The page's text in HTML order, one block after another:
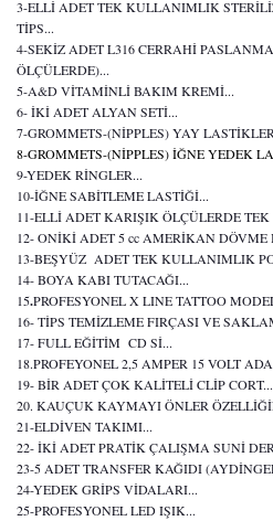
3-ELLİ ADET TEK KULLANIMLIK
TİPS...
4-SEKİZ ADET L316 CERRAHİ
ÖLÇÜLERDE)...
5-A&D VİTAMİNLİ BAKIM KREMİ...
6- İKİ ADET ALYAN SETİ...
7-GROMMETS-(NİPPLES) YAY
8-GROMMETS-(NİPPLES) İĞNE YEDEK
9-YEDEK RİNGLER...
10-İĞNE SABİTLEME LASTİĞİ...
11-ELLİ ADET KARIŞIK ÖLÇÜLERDE
12- ONİKİ ADET 5 cc AMERİKAN DÖVME
13-BEŞYÜZ ADET TEK KULLANIMLIK
14- BOYA KABI TUTACAĞI...
15.PROFESYONEL X LINE TATTOO
16- TİPS TEMİZLEME FIRÇASI VE
17- FULL EĞİTİM CD Sİ...
18.PROFEYONEL 2,5 AMPER 15 VOLT
19- BİR ADET ÇOK KALİTELİ CLİP CORT...
20. KAUÇUK KAYMAYI ÖNLER
21-ELDİVEN TAKIMI...
22- İKİ ADET PRATİK ÇALIŞMA SUNİ
23-5 ADET TRANSFER KAĞIDI
24-YEDEK GRİPS VİDALARI...
25-PROFESYONEL LED IŞIK...